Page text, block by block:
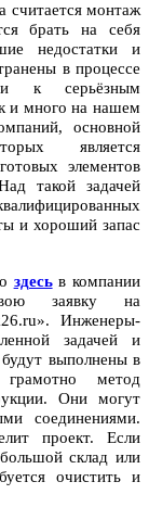
считается монтаж
брать на себя
недостатки и
в процессе
к серьёзным
и много на нашем
основной
является
элементов
такой задачей
и хороший запас
здесьв компании
свою заявку на
Инженеры-
задачей и
выполнены в
метод
Они могут
соединениями.
проект. Если
склад или
очистить и